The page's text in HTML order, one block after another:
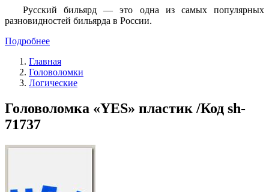
Русский бильярд — это одна из самых популярных
разновидностей бильярда в России.
Подробнее
Главная
Головоломки
Логические
Головоломка «YES» пластик /Код sh-
71737